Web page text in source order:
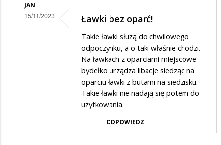
JAN
15/11/2023 Ławki bez oparć!
Takie ławki służą do chwilowego
odpoczynku, a o taki właśnie chodzi.
Na ławkach z oparciami miejscowe
bydełko urządza libacje siedząc na
oparciu ławki z butami na siedzisku.
Takie ławki nie nadają się potem do
użytkowania.
ODPOWIEDZ